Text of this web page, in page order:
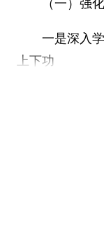
（一）强化
一是深入学
上下功